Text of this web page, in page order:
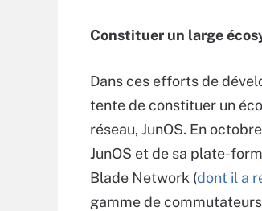
Constituer un large
Dans ces efforts de
tente de constituer un
réseau, JunOS. En
JunOS et de sa plate-
Blade Network (dont il a
gamme de